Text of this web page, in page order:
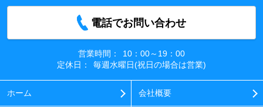
電話でお問い合わせ
営業時間：
10：00～19：00
定休日：
毎週水曜日(祝日の場合は営業)
ホーム 会社概要